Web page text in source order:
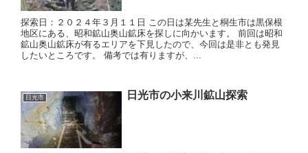
探索日：２０２４年３月１１日 この日は某先生と桐生市は黒保根
地区にある、昭和鉱山奥山鉱床を探しに向かいます。 前回は昭和
鉱山奥山鉱床が有るエリアを下見したので、今回は是非とも発見
したいところです。 備考では有りますが、...
日光市 日光市の小来川鉱山探索